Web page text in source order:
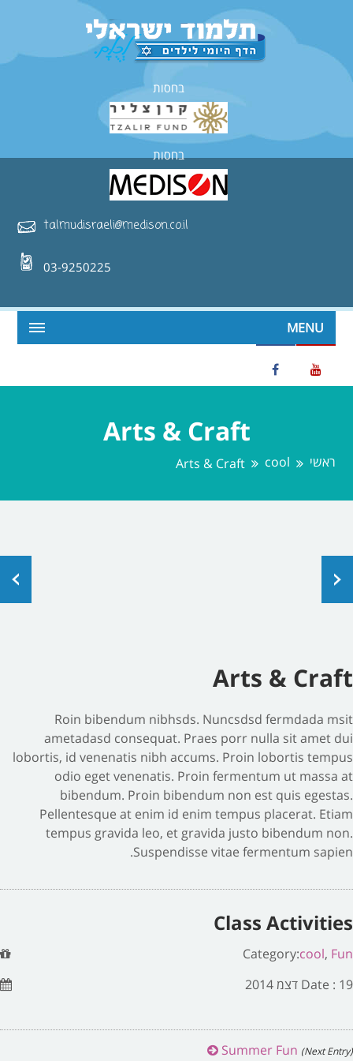
בחסות
בחסות
talmudisraeli@medison.co.il
03-9250225
MENU
Arts & Craft
ראשי cool
Arts & Craft
Arts & Craft
Roin bibendum nibhsds. Nuncsdsd fermdada msit
ametadasd consequat. Praes porr nulla sit amet dui
lobortis, id venenatis nibh accums. Proin lobortis tempus
odio eget venenatis. Proin fermentum ut massa at
bibendum. Proin bibendum non est quis egestas.
Pellentesque at enim id enim tempus placerat. Etiam
tempus gravida leo, et gravida justo bibendum non.
Suspendisse vitae fermentum sapien.
Class Activities
Category:cool, Fun
Date : 19 דצמ 2014
(Next Entry)